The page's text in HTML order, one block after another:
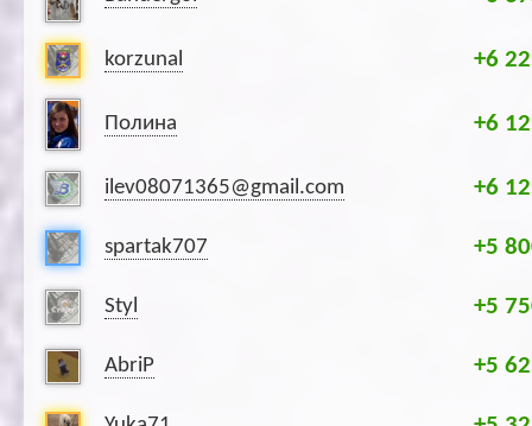
korzunal +6
Полина +6
ilev08071365@gmail.com +6
spartak707 +5
Styl +5
AbriP +5